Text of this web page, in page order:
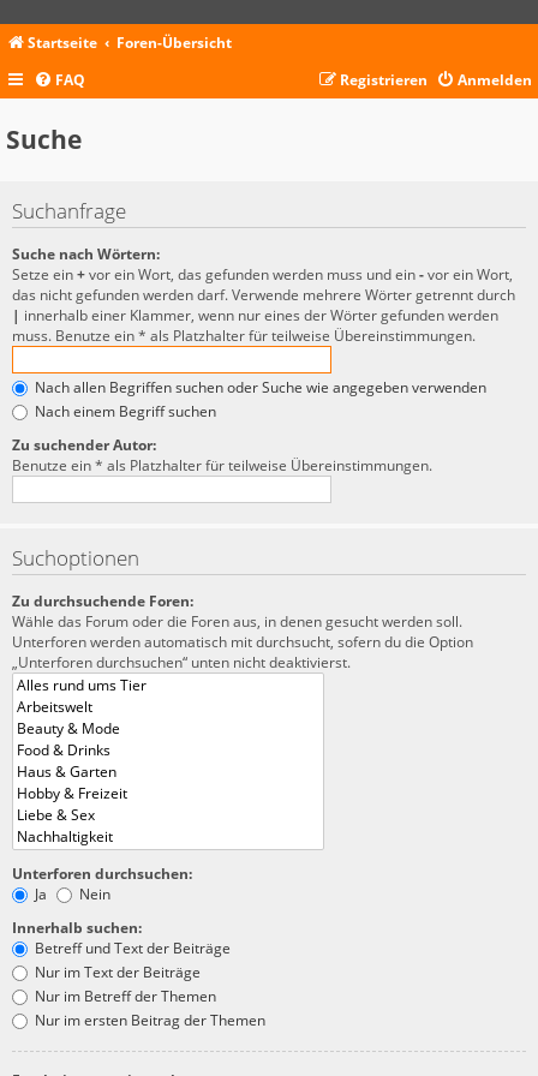
Startseite
Foren-Übersicht
FAQ
Anmelden
Registrieren
Suche
Suchanfrage
Suche nach Wörtern:
Setze ein+vor ein Wort, das gefunden werden muss und ein-vor ein Wort,
das nicht gefunden werden darf. Verwende mehrere Wörter getrennt durch
| innerhalb einer Klammer, wenn nur eines der Wörter gefunden werden
muss. Benutze ein * als Platzhalter für teilweise Übereinstimmungen.
Nach allen Begriffen suchen oder Suche wie angegeben verwenden
Nach einem Begriff suchen
Zu suchender Autor:
Benutze ein * als Platzhalter für teilweise Übereinstimmungen.
Suchoptionen
Zu durchsuchende Foren:
Wähle das Forum oder die Foren aus, in denen gesucht werden soll.
Unterforen werden automatisch mit durchsucht, sofern du die Option
„Unterforen durchsuchen“ unten nicht deaktivierst.
Unterforen durchsuchen:
Ja
Nein
Innerhalb suchen:
Betreff und Text der Beiträge
Nur im Text der Beiträge
Nur im Betreff der Themen
Nur im ersten Beitrag der Themen